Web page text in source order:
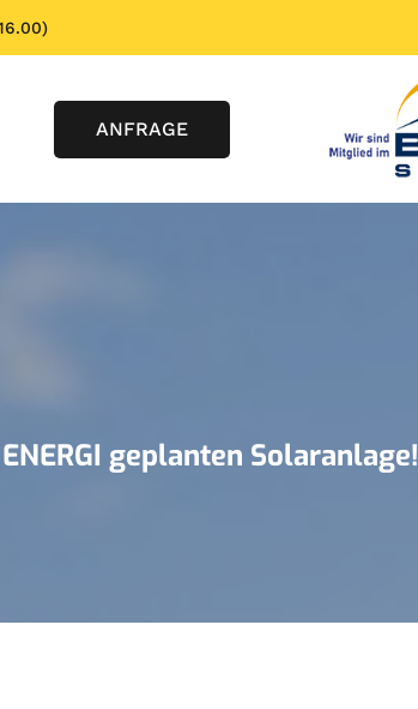
ANFRAGE
geplanten Solaranlage!